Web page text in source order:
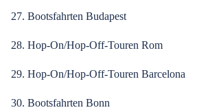
27. Bootsfahrten Budapest
28. Hop-On/Hop-Off-Touren Rom
29. Hop-On/Hop-Off-Touren Barcelona
30. Bootsfahrten Bonn